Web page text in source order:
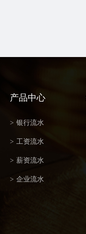
产品中心
> 银行流水
> 工资流水
> 薪资流水
> 企业流水